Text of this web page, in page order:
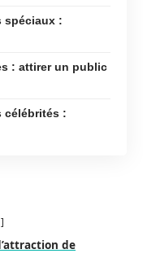
spéciaux :
: attirer un public
célébrités :
de